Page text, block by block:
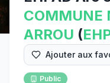
COMMUNE
ARROU (
Ajouter aux
Public